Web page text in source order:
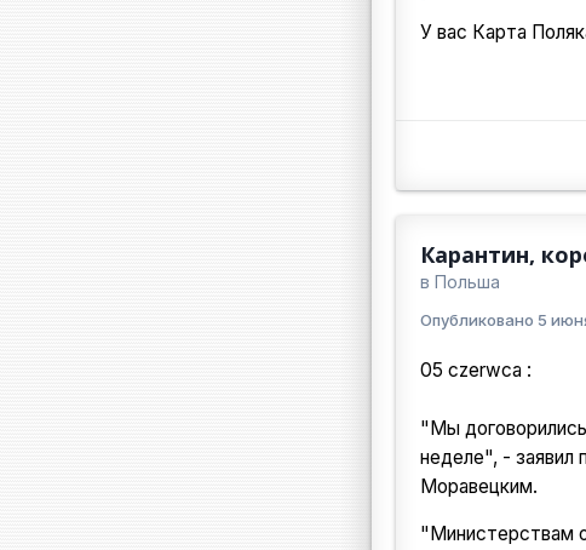
У вас Карта
Карантин,
в Польша
Опубликовано 5
05 czerwca :
"Мы
неделе", -
Моравецким.
"Министерствам